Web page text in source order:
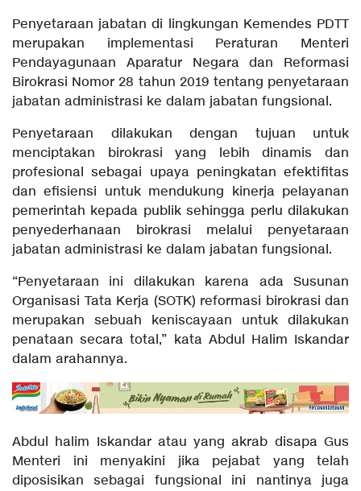
Penyetaraan jabatan di lingkungan Kemendes PDTT
merupakan implementasi Peraturan Menteri
Pendayagunaan Aparatur Negara dan Reformasi
Birokrasi Nomor 28 tahun 2019 tentang penyetaraan
jabatan administrasi ke dalam jabatan fungsional.
Penyetaraan dilakukan dengan tujuan untuk
menciptakan birokrasi yang lebih dinamis dan
profesional sebagai upaya peningkatan efektifitas
dan efisiensi untuk mendukung kinerja pelayanan
pemerintah kepada publik sehingga perlu dilakukan
penyederhanaan birokrasi melalui penyetaraan
jabatan administrasi ke dalam jabatan fungsional.
“Penyetaraan ini dilakukan karena ada Susunan
Organisasi Tata Kerja (SOTK) reformasi birokrasi dan
merupakan sebuah keniscayaan untuk dilakukan
penataan secara total,” kata Abdul Halim Iskandar
dalam arahannya.
Abdul halim Iskandar atau yang akrab disapa Gus
Menteri ini menyakini jika pejabat yang telah
diposisikan sebagai fungsional ini nantinya juga